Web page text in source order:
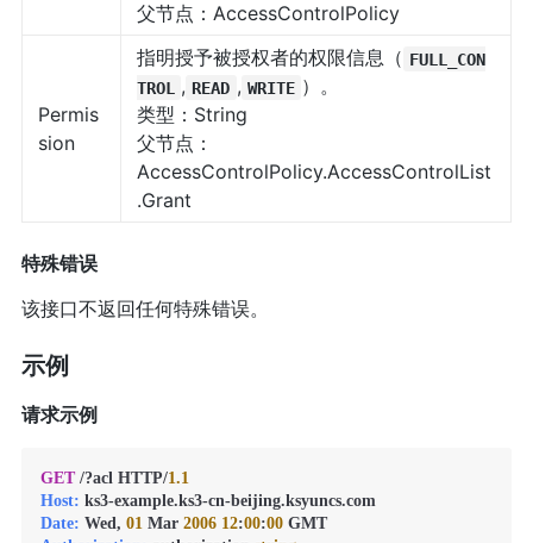
父节点：AccessControlPolicy
Permis
sion
指明授予被授权者的权限信息（ FULL_CON
TROL
, READ , WRITE ）。
类型：String
父节点：
AccessControlPolicy.AccessControlList
.Grant
特殊错误
该接口不返回任何特殊错误。
示例
请求示例
GET /?acl HTTP/1.1
Host:
ks3-example.ks3-cn-beijing.ksyuncs.com
Date: Wed, 01 Mar 2006 12:00:00
GMT